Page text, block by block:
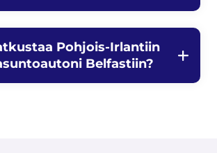
Pohjois-Irlantiin
Belfastiin?